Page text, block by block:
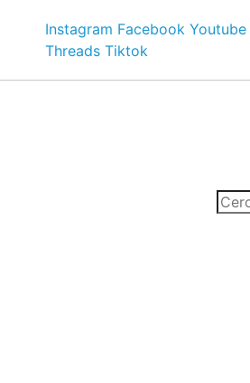
Instagram Facebook Youtube
Threads Tiktok